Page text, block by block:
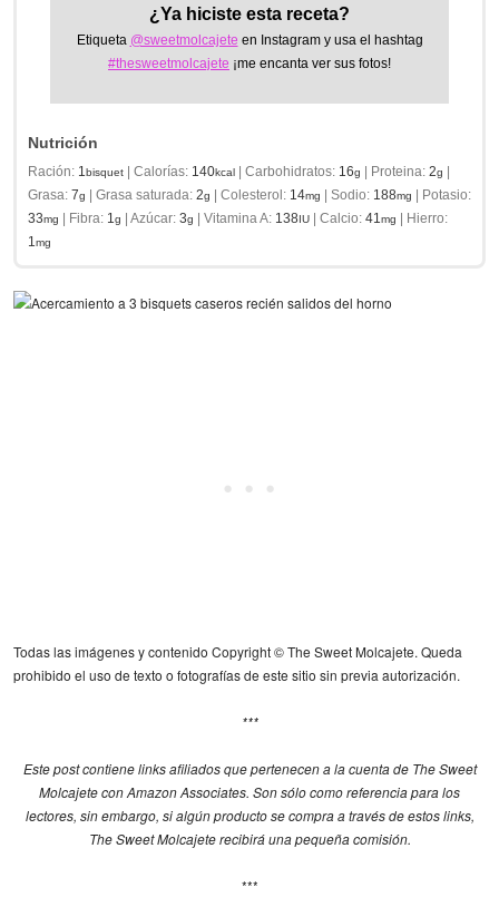
¿Ya hiciste esta receta?
Etiqueta @sweetmolcajete en Instagram y usa el hashtag
#thesweetmolcajete ¡me encanta ver sus fotos!
Nutrición
Ración: 1bisquet Calorías: 140kcal Carbohidratos: 16g Proteina: 2g
Grasa: 7g Grasa saturada: 2g Colesterol: 14mg Sodio: 188mg
Potasio:
33mg Fibra: 1g Azúcar: 3g Vitamina A: 138IU Calcio: 41mg
Hierro:
1mg
Todas las imágenes y contenido Copyright © The Sweet Molcajete. Queda
prohibido el uso de texto o fotografías de este sitio sin previa autorización.
***
Este post contiene links afiliados que pertenecen a la cuenta de The Sweet
Molcajete con Amazon Associates. Son sólo como referencia para los
lectores, sin embargo, si algún producto se compra a través de estos links,
The Sweet Molcajete recibirá una pequeña comisión.
***